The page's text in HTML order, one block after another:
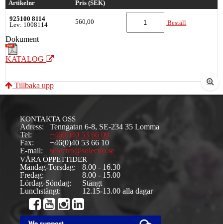
Artikelnr Pris (SEK)
925100 8114
Lev: 1008114
560,00 Beställ
Dokument
KATALOG
Tillbaka upp
KONTAKTA OSS
Adress:
Tenngatan 6-8, SE-234 35 Lomma
Tel:
+46(0)40 53 66 00
Fax:
+46(0)40 53 66 10
E-mail:
solectro@solectro.se
VÅRA ÖPPETTIDER
Måndag-Torsdag:
8.00 - 16.30
Fredag:
8.00 - 15.00
Lördag-Söndag:
Stängt
Lunchstängt:
12.15-13.00 alla dagar